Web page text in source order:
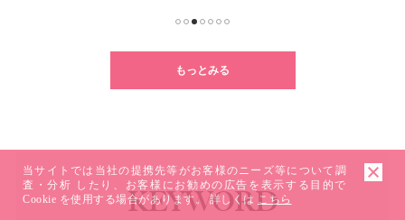
もっとみる
KEYWORD
当サイトでは当社の提携先等がお客様のニーズ等について調
査・分析 したり、お客様にお勧めの広告を表示する目的で
Cookie を使用する場合があります。 詳しくは こちら